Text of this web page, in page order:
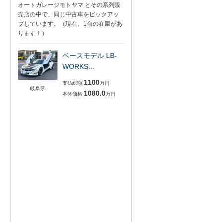
オートガレージモトヤマ とその系列販
売店の中で、同じ中古車をピックアッ
プしています。（現在、1台の在庫があ
ります！）
岐阜県
ベースモデル LB-
WORKS...
支払総額 1100万円
本体価格 1080.0万円